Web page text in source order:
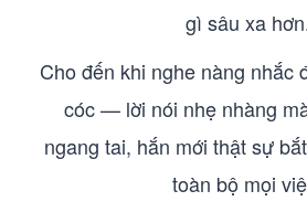
gì sâu xa
Cho đến khi nghe nàng nhắc
cóc — lời nói nhẹ nhàng
ngang tai, hắn mới thật sự
toàn bộ mọi